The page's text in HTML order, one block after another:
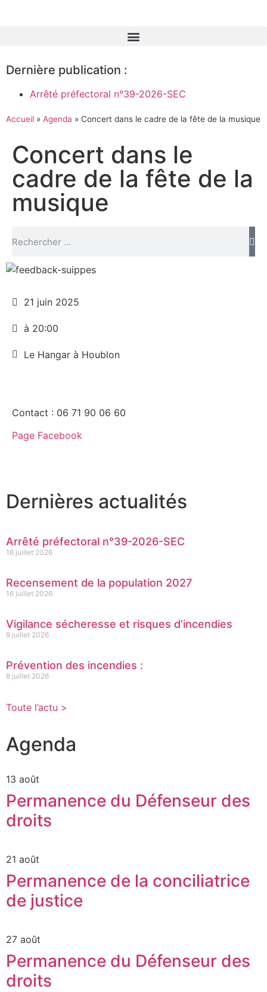
Dernière publication :
Arrêté préfectoral n°39-2026-SEC
Accueil » Agenda » Concert dans le cadre de la fête de la musique
Concert dans le
cadre de la fête de la
musique
Contact : 06 71 90 06 60
Page Facebook
21 juin 2025
à 20:00
Le Hangar à Houblon
Dernières actualités
Arrêté préfectoral n°39-2026-SEC
16 juillet 2026
Recensement de la population 2027
16 juillet 2026
Vigilance sécheresse et risques d’incendies
9 juillet 2026
Prévention des incendies :
8 juillet 2026
Toute l’actu >
Agenda
13 août
Permanence du Défenseur des
droits
21 août
Permanence de la conciliatrice
de justice
27 août
Permanence du Défenseur des
droits